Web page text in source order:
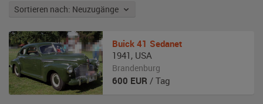
Sortieren nach: Neuzugänge
Buick 41 Sedanet
1941 , USA
Brandenburg
600 EUR / Tag